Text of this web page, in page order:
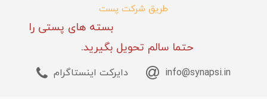
طریق شرکت پست
بسته های پستی را
حتما سالم تحویل بگیرید.
info@synapsi.in دایرکت اینستاگرام